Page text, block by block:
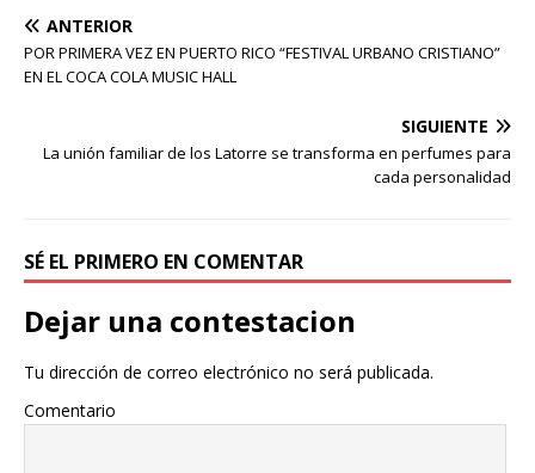
ANTERIOR
POR PRIMERA VEZ EN PUERTO RICO “FESTIVAL URBANO CRISTIANO”
EN EL COCA COLA MUSIC HALL
SIGUIENTE
La unión familiar de los Latorre se transforma en perfumes para
cada personalidad
SÉ EL PRIMERO EN COMENTAR
Dejar una contestacion
Tu dirección de correo electrónico no será publicada.
Comentario